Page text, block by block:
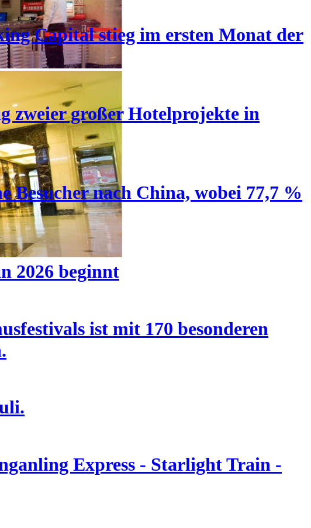
Capital stieg im ersten Monat der
zweier großer Hotelprojekte in
nach China, wobei 77,7 %
2026 beginnt
ist mit 170 besonderen
Express - Starlight Train -